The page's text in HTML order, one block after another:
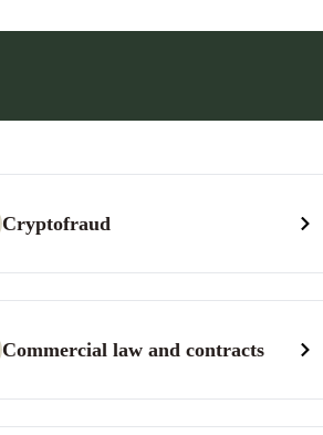
Cryptofraud
Commercial law and contracts